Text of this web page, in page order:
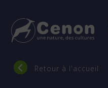
Fil
Retour à l'accueil